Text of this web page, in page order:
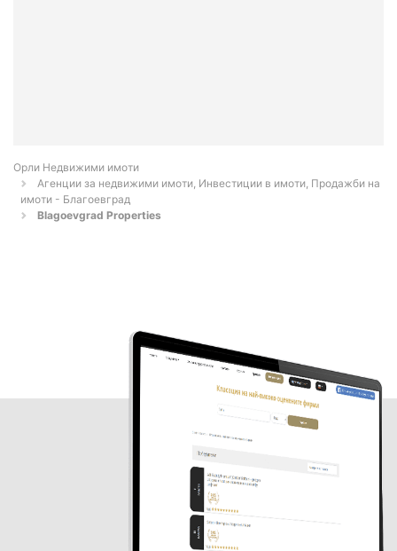
Орли Недвижими имоти
Агенции за недвижими имоти, Инвестиции в имоти, Продажби на
имоти - Благоевград
Blagoevgrad Properties